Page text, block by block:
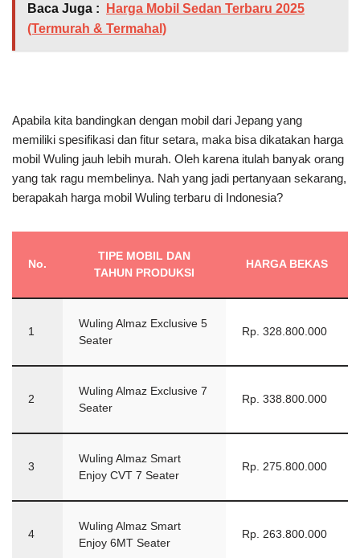
Baca Juga :
Harga Mobil Sedan Terbaru 2025
(Termurah & Termahal)
Apabila kita bandingkan dengan mobil dari Jepang yang
memiliki spesifikasi dan fitur setara, maka bisa dikatakan harga
mobil Wuling jauh lebih murah. Oleh karena itulah banyak orang
yang tak ragu membelinya. Nah yang jadi pertanyaan sekarang,
berapakah harga mobil Wuling terbaru di Indonesia?
No.
TIPE MOBIL DAN
TAHUN PRODUKSI
HARGA BEKAS
1
Wuling Almaz Exclusive 5
Seater
Rp. 328.800.000
2
Wuling Almaz Exclusive 7
Seater
Rp. 338.800.000
3
Wuling Almaz Smart
Enjoy CVT 7 Seater
Rp. 275.800.000
4
Wuling Almaz Smart
Enjoy 6MT Seater
Rp. 263.800.000